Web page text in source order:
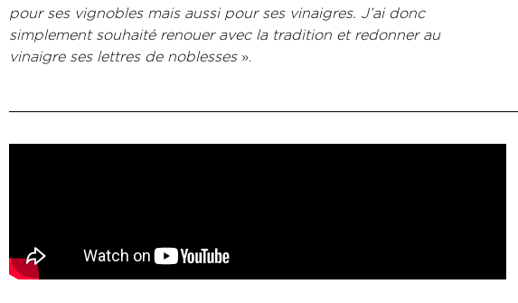
pour ses vignobles mais aussi pour ses vinaigres. J’ai donc
simplement souhaité renouer avec la tradition et redonner au
vinaigre ses lettres de noblesses».